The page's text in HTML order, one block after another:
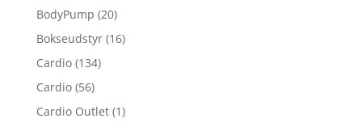
BodyPump (20)
Bokseudstyr (16)
Cardio (134)
Cardio (56)
Cardio Outlet (1)